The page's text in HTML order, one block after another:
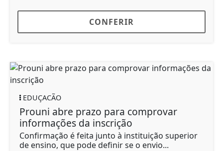
CONFERIR
EDUÇACÃO
Prouni abre prazo para comprovar
informações da inscrição
Confirmação é feita junto à instituição superior
de ensino, que pode definir se o envio...